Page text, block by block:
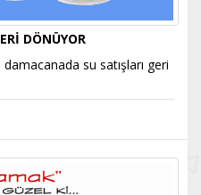
DÖNÜYOR
su satışları geri